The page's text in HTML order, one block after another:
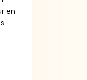
en